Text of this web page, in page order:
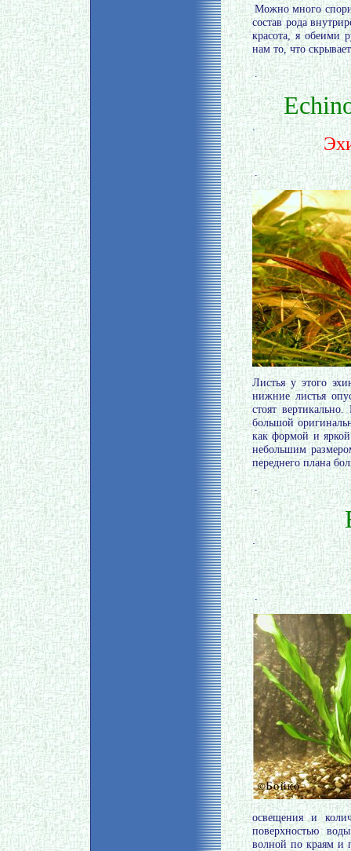
Можно много
состав рода
красота, я обеими
нам то, что
.
.
.
Листья у этого
нижние листья
стоят
большой
как формой и
небольшим
переднего плана
.
.
освещения и
поверхностью
волной по краям и